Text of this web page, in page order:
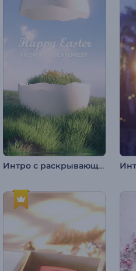
Интро с раскрывающимся пасхальным яйцом